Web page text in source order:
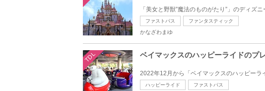
「美女と野獣”魔法のものがたり”」のディズ
ファストパス ファンタスティック
かなざわまゆ
TDL ベイマックスのハッピーライドのプ
2022年12月から「ベイマックスのハッピー
ハッピーライド ファストパス